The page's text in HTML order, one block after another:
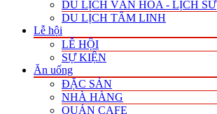
DU LỊCH VĂN HÓA - LỊCH SỬ
DU LỊCH TÂM LINH
Lễ hội
LỄ HỘI
SỰ KIỆN
Ăn uống
ĐẶC SẢN
NHÀ HÀNG
QUÁN CAFE